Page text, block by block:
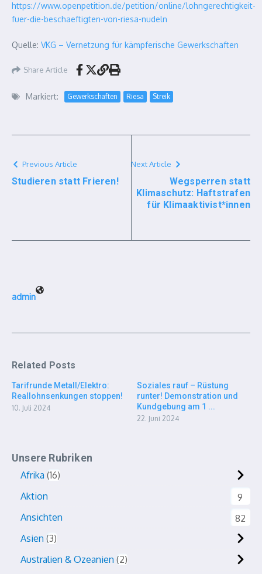
https://www.openpetition.de/petition/online/lohngerechtigkeit-
fuer-die-beschaeftigten-von-riesa-nudeln
Quelle: VKG – Vernetzung für kämpferische Gewerkschaften
Share Article
Markiert: Gewerkschaften Riesa Streik
Previous Article
Studieren statt Frieren!
Next Article
Wegsperren statt
Klimaschutz: Haftstrafen
für Klimaaktivist*innen
admin
Related Posts
Tarifrunde Metall/Elektro:
Reallohnsenkungen stoppen!
10. Juli 2024
Soziales rauf – Rüstung
runter! Demonstration und
Kundgebung am 1 ...
22. Juni 2024
Unsere Rubriken
Afrika 16
Aktion
9
Ansichten
82
Asien 3
Australien & Ozeanien 2